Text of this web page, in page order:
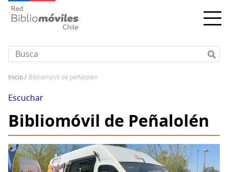
Pasar
principal
Sobrescribir
enlaces
de
ayuda
a
la
navegación
inicio bibliomóvil de peñalolén
Escuchar
Bibliomóvil de Peñalolén